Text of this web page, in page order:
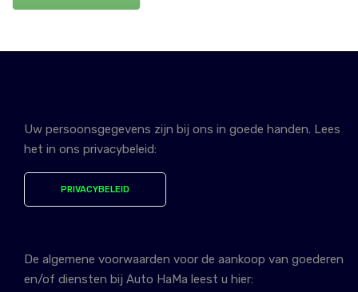
Uw persoonsgegevens zijn bij ons in goede handen. Lees
het in ons privacybeleid:
PRIVACYBELEID
De algemene voorwaarden voor de aankoop van goederen
en/of diensten bij Auto HaMa leest u hier: